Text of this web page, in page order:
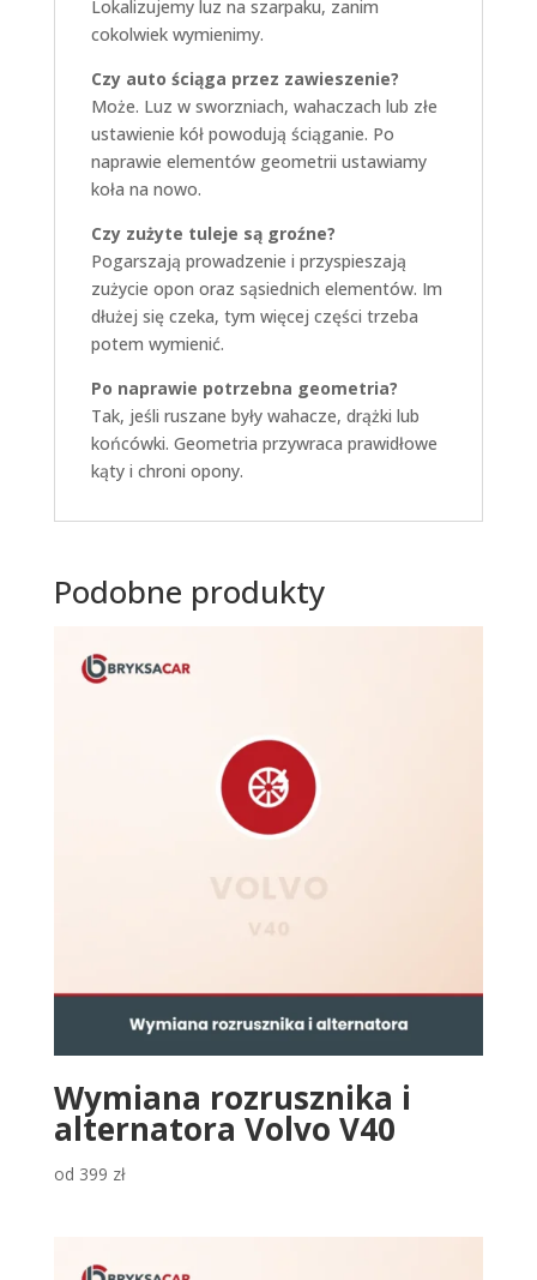
Lokalizujemy luz na szarpaku, zanim
cokolwiek wymienimy.
Czy auto ściąga przez zawieszenie?
Może. Luz w sworzniach, wahaczach lub złe
ustawienie kół powodują ściąganie. Po
naprawie elementów geometrii ustawiamy
koła na nowo.
Czy zużyte tuleje są groźne?
Pogarszają prowadzenie i przyspieszają
zużycie opon oraz sąsiednich elementów. Im
dłużej się czeka, tym więcej części trzeba
potem wymienić.
Po naprawie potrzebna geometria?
Tak, jeśli ruszane były wahacze, drążki lub
końcówki. Geometria przywraca prawidłowe
kąty i chroni opony.
Podobne produkty
Wymiana rozrusznika i
alternatora Volvo V40
od 399 zł